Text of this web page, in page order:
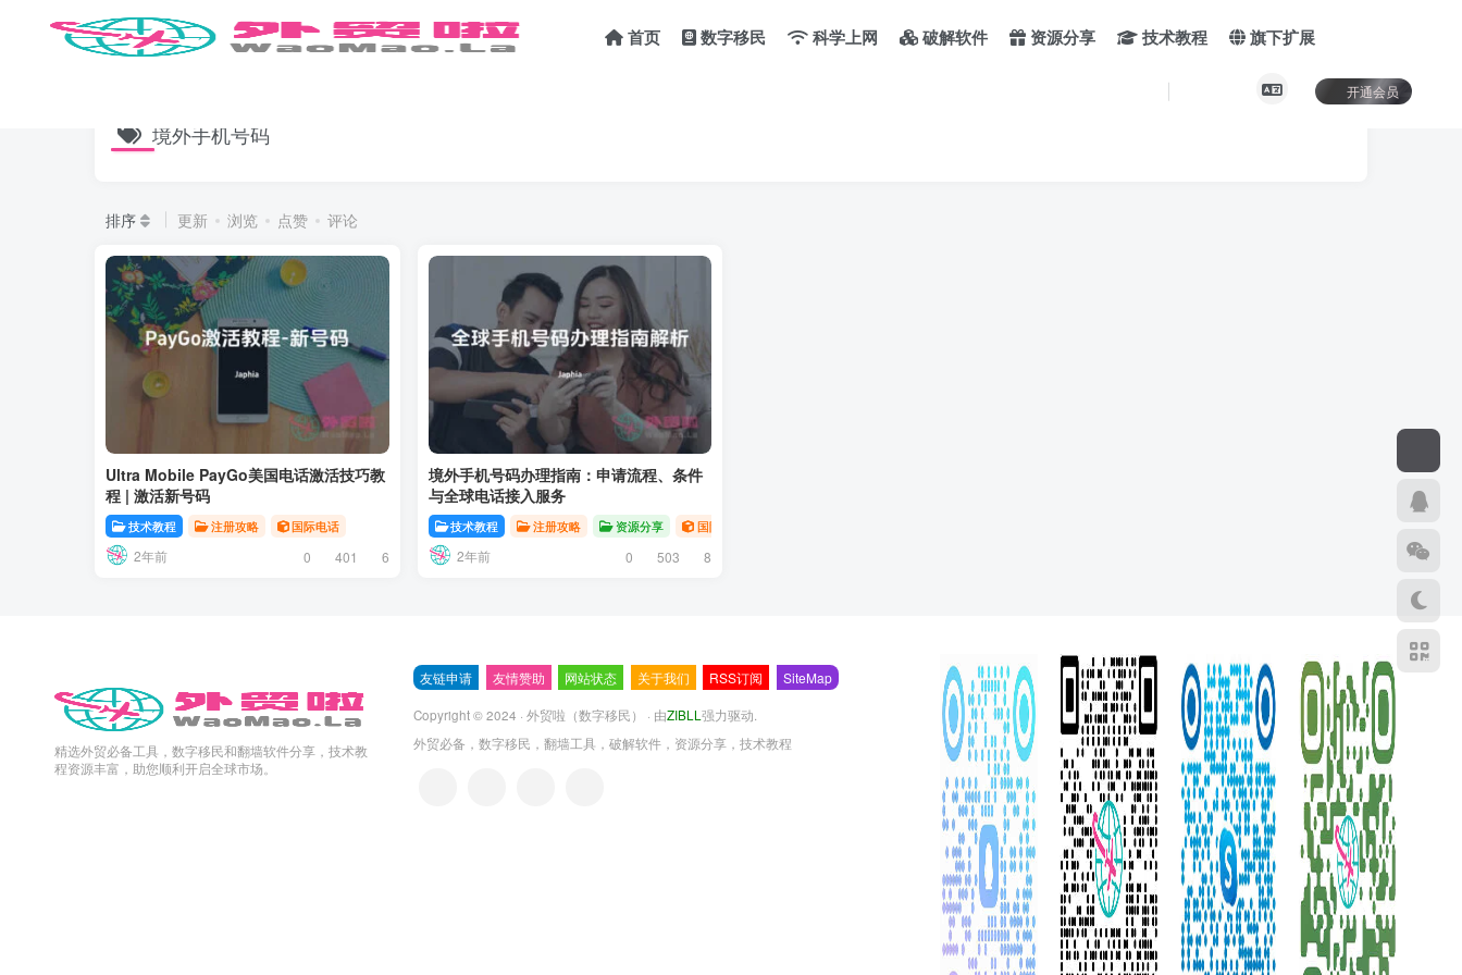
首页 数字移民 科学上网 破解软件 资源分享 技术教程 旗下扩展
开通会员
境外手机号码
排序 更新 浏览 点赞 评论
Ultra Mobile PayGo美国电话激活技巧教
程 | 激活新号码
技术教程 注册攻略 国际电话
2年前 0 401 6
境外手机号码办理指南：申请流程、条件
与全球电话接入服务
技术教程 注册攻略 资源分享 国际电话
2年前 0 503 8
精选外贸必备工具，数字移民和翻墙软件分享，技术教
程资源丰富，助您顺利开启全球市场。
友链申请 友情赞助 网站状态 关于我们 RSS订阅 SiteMap
Copyright © 2024 · 外贸啦（数字移民） · 由ZIBLL 强力驱动.
外贸必备，数字移民，翻墙工具，破解软件，资源分享，技术教程